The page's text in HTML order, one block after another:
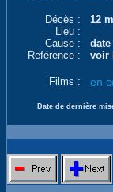
Décès :
12
Lieu :
Cause :
Reférence :
voir
Films : en
Date de dernière